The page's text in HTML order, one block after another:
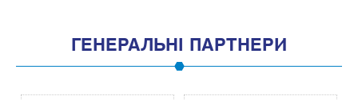
ГЕНЕРАЛЬНІ ПАРТНЕРИ